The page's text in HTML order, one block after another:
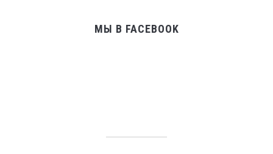
МЫ В FACEBOOK